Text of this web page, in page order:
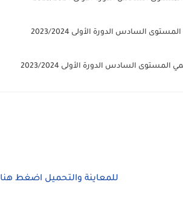
السادس الدورة الأولى 2023/2024
السادس الدورة الأولى 2023/2024
للمعاينة والتحميل اضغط هنا